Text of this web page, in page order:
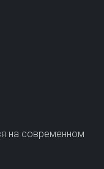
на современном